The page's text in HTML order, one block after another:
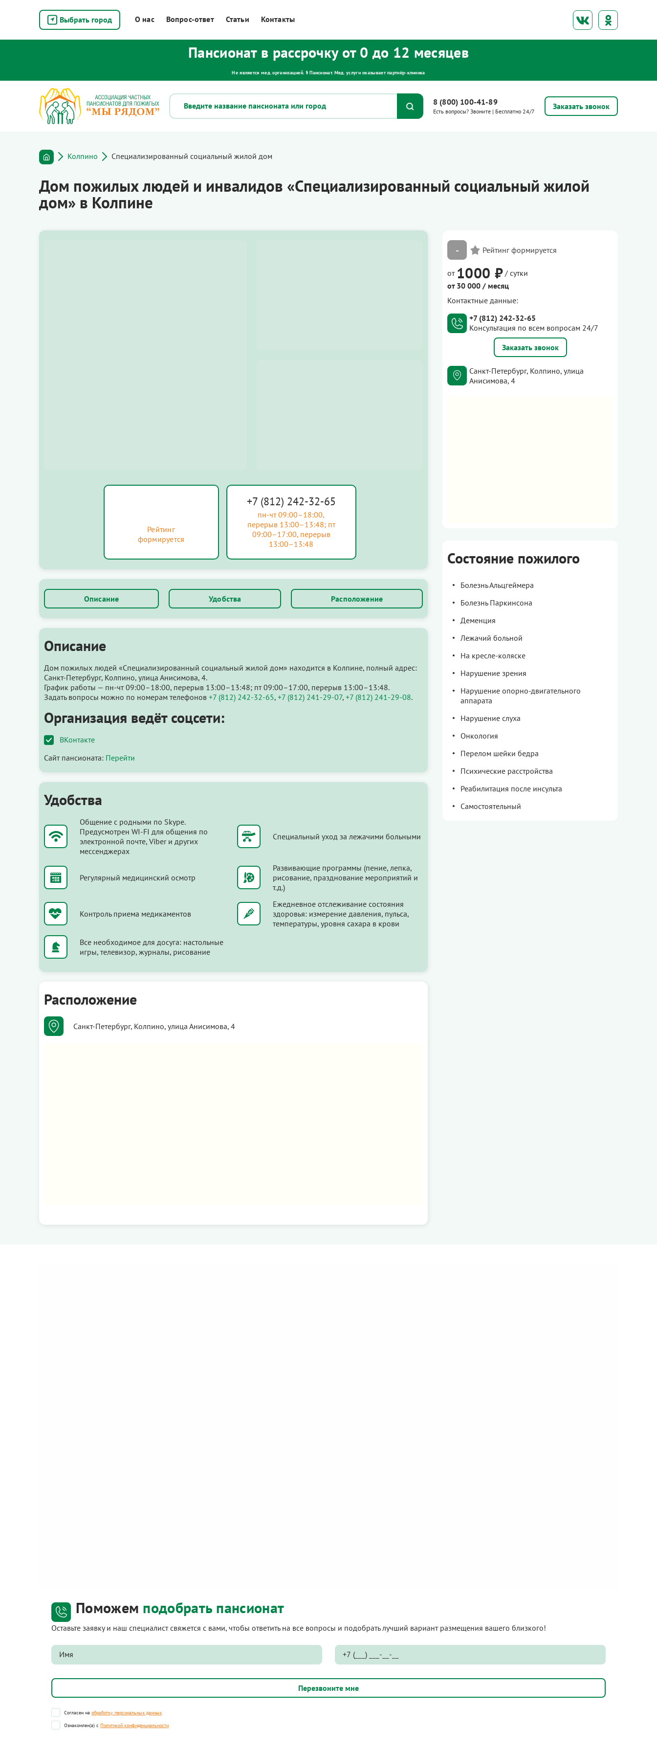
Выбрать город О нас Вопрос-ответ Статьи Контакты
Пансионат в рассрочку от 0 до 12 месяцев
Не является мед. организацией. ⚕ Пансионат. Мед. услуги оказывает партнёр‑клиника
8 (800) 100-41-89
Есть вопросы? Звоните | Бесплатно 24/7
Заказать звонок
Колпино Специализированный социальный жилой дом
Дом пожилых людей и инвалидов «Специализированный социальный жилой
дом» в Колпине
Рейтинг
формируется
+7 (812) 242-32-65
пн-чт 09:00–18:00,
перерыв 13:00–13:48; пт
09:00–17:00, перерыв
13:00–13:48
Описание Удобства Расположение
Описание
Дом пожилых людей «Специализированный социальный жилой дом» находится в Колпине, полный адрес:
Санкт-Петербург, Колпино, улица Анисимова, 4.
График работы — пн-чт 09:00–18:00, перерыв 13:00–13:48; пт 09:00–17:00, перерыв 13:00–13:48.
Задать вопросы можно по номерам телефонов +7 (812) 242-32-65, +7 (812) 241-29-07, +7 (812) 241-29-08.
Организация ведёт соцсети:
ВКонтакте
Сайт пансионата: Перейти
Удобства
Общение с родными по Skype.
Предусмотрен WI-FI для общения по
электронной почте, Viber и других
мессенджерах
Специальный уход за лежачими больными
Регулярный медицинский осмотр
Развивающие программы (пение, лепка,
рисование, празднование мероприятий и
т.д.)
Контроль приема медикаментов
Ежедневное отслеживание состояния
здоровья: измерение давления, пульса,
температуры, уровня сахара в крови
Все необходимое для досуга: настольные
игры, телевизор, журналы, рисование
Расположение
Санкт-Петербург, Колпино, улица Анисимова, 4
-
от 1000 ₽/ сутки
от 30 000 / месяц
Контактные данные:
+7 (812) 242-32-65
Консультация по всем вопросам 24/7
Заказать звонок
Санкт-Петербург, Колпино, улица
Анисимова, 4
Состояние пожилого
Болезнь Альцгеймера
Болезнь Паркинсона
Деменция
Лежачий больной
На кресле-коляске
Нарушение зрения
Нарушение опорно-двигательного
аппарата
Нарушение слуха
Онкология
Перелом шейки бедра
Психические расстройства
Реабилитация после инсульта
Самостоятельный
Поможем подобрать пансионат
Оставьте заявку и наш специалист свяжется с вами, чтобы ответить на все вопросы и подобрать лучший вариант размещения вашего близкого!
Согласен на обработку персональных данных
Ознакомлен(а) с Политикой конфиденциальности